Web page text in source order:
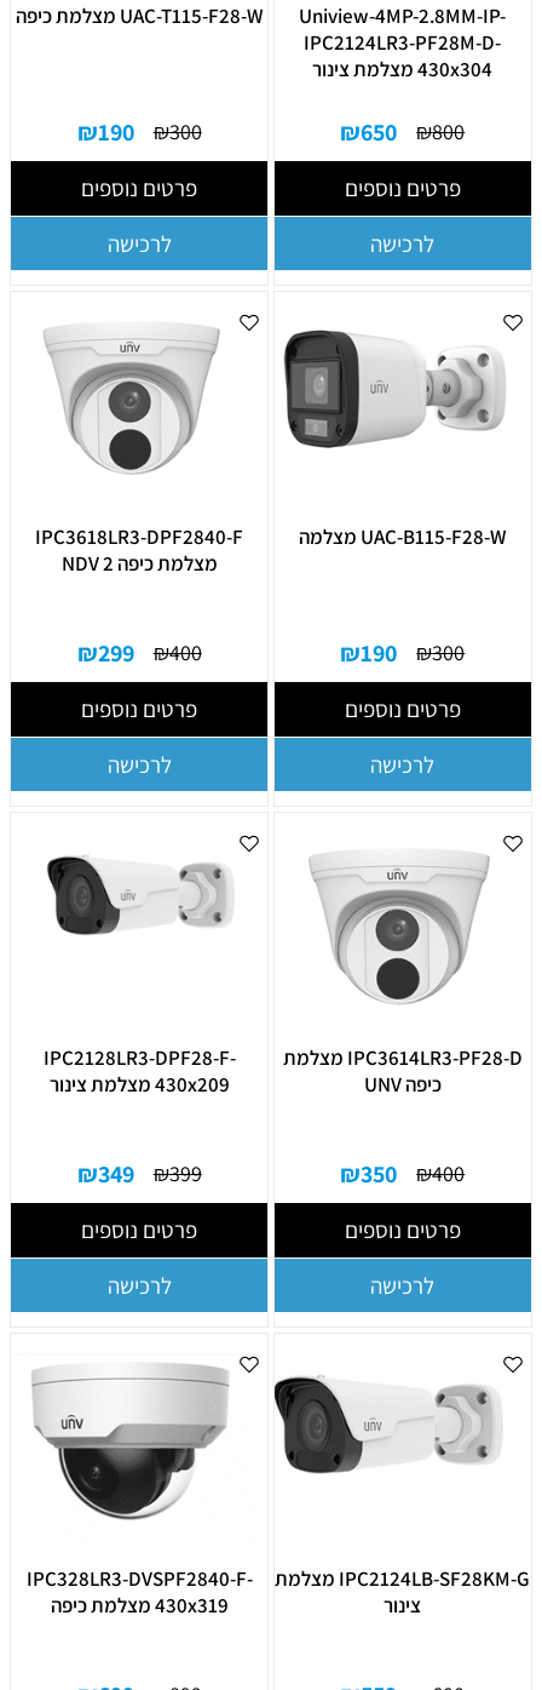
Uniview-4MP-2.8MM-IP-
IPC2124LR3-PF28M-D-
430x304 מצלמת צינור
₪800
₪650
פרטים נוספים
לרכישה
UAC-T115-F28-W מצלמת כיפה
₪300
₪190
פרטים נוספים
לרכישה
UAC-B115-F28-W מצלמה
₪300
₪190
פרטים נוספים
לרכישה
IPC3618LR3-DPF2840-F
מצלמת כיפה 2 NDV
₪400
₪299
פרטים נוספים
לרכישה
IPC3614LR3-PF28-D מצלמת
כיפה UNV
₪400
₪350
פרטים נוספים
לרכישה
IPC2128LR3-DPF28-F-
430x209 מצלמת צינור
₪399
₪349
פרטים נוספים
לרכישה
IPC2124LB-SF28KM-G מצלמת
צינור
IPC328LR3-DVSPF2840-F-
430x319 מצלמת כיפה